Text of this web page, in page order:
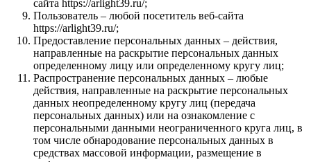
сайта https://arlight39.ru/;
Пользователь – любой посетитель веб-сайта
https://arlight39.ru/;
Предоставление персональных данных – действия,
направленные на раскрытие персональных данных
определенному лицу или определенному кругу лиц;
Распространение персональных данных – любые
действия, направленные на раскрытие персональных
данных неопределенному кругу лиц (передача
персональных данных) или на ознакомление с
персональными данными неограниченного круга лиц, в
том числе обнародование персональных данных в
средствах массовой информации, размещение в